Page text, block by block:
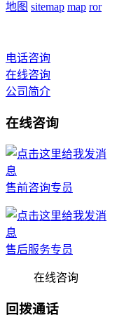
地图 sitemap map ror
电话咨询
在线咨询
公司简介
在线咨询
售前咨询专员
售后服务专员
在线咨询
回拨通话